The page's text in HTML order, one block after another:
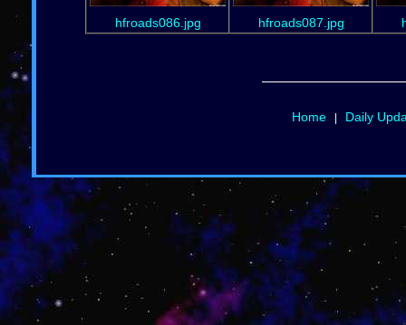
hfroads086.jpg hfroads087.jpg
Home| Daily